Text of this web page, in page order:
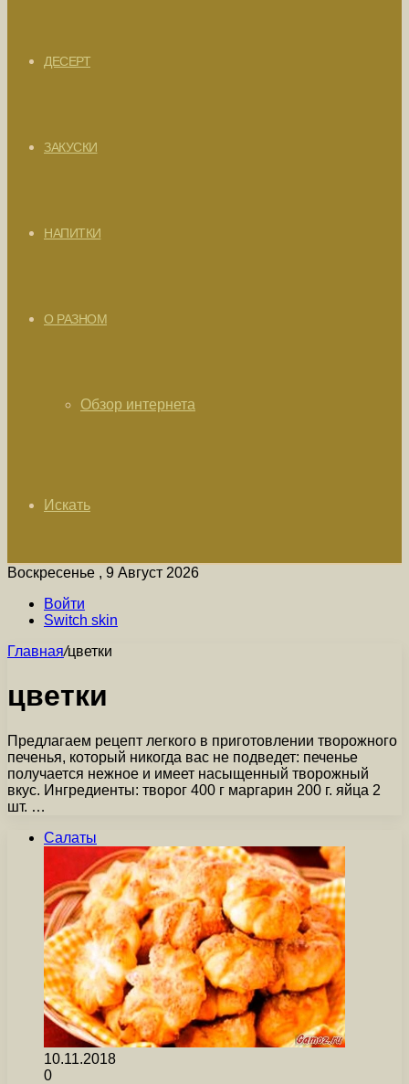
ДЕСЕРТ
ЗАКУСКИ
НАПИТКИ
О РАЗНОМ
Обзор интернета
Искать
Воскресенье , 9 Август 2026
Войти
Switch skin
Главная/цветки
цветки
Предлагаем рецепт легкого в приготовлении творожного
печенья, который никогда вас не подведет: печенье
получается нежное и имеет насыщенный творожный
вкус. Ингредиенты: творог 400 г маргарин 200 г. яйца 2
шт. …
Салаты
10.11.2018
0